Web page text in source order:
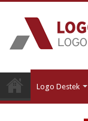
Logo Destek